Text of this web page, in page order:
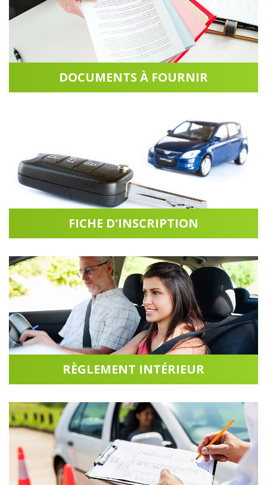
DOCUMENTS À FOURNIR
FICHE D'INSCRIPTION
Accéder à la rubrique
RÈGLEMENT INTÉRIEUR
Accéder à la rubrique